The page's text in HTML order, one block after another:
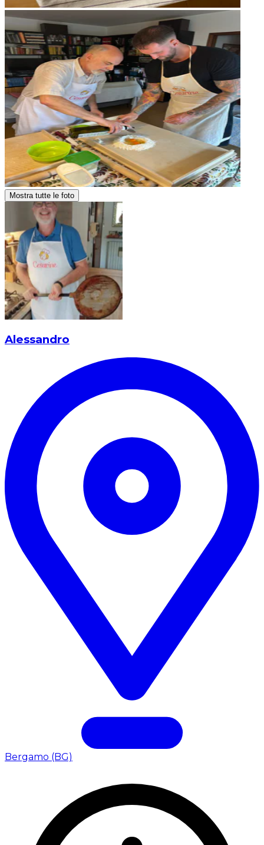
Mostra tutte le foto
Alessandro
Bergamo (BG)